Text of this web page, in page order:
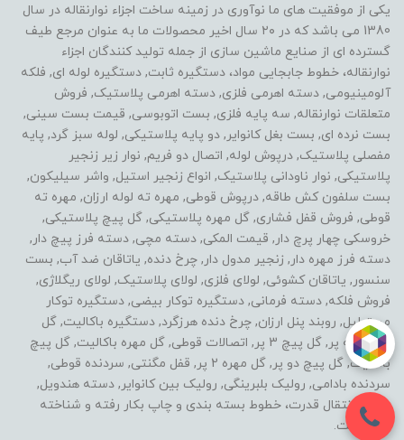
یکی از موفقیت های ما نوآوری در زمینه ساخت اجزاء نوارنقاله در سال
1380 می باشد که در ۲۰ سال اخیر محصولات ما به عنوان مرجع طیف
گسترده ای از صنایع ماشین سازی از جمله تولید کنندگان اجزاء
نوارنقاله، خطوط جابجایی مواد، دستگیره ثابت, دستگیره لوله ای, فلکه
آلومینیومی, دسته اهرمی فلزی, دسته اهرمی پلاستیک, فروش
متعلقات نوارنقاله, سه پایه فلزی, بست اتوبوسی, قیمت بست سینی,
بست نرده ای, بست بغل کانوایر, دو پایه پلاستیکی, لوله سبز گرد, پایه
مفصلی پلاستیک, درپوش لوله, اتصال دو فریم, نوار زیر زنجیر
پلاستیکی, نوار ناودانی پلاستیک, انواع زنجیر استیل, واشر سیلیکون,
بست سلفون کش طاقه, درپوش قوطی, مهره ته لوله ارزان, مهره ته
قوطی, فروش قفل فشاری, گل مهره پلاستیکی, گل پیچ پلاستیکی,
خروسکی چهار پرچ دار, قیمت المکی, دسته مچی, دسته فرز پیچ دار,
دسته فرز مهره دار, زنجیر مدول دار, چرخ دنده, یاتاقان ضد آب, بست
سنسور, یاتاقان کشوئی, لولای فلزی, لولای پلاستیک, لولای ریگلاژی,
فروش فلکه, دسته فرمانی, دستگیره توکار بیضی, دستگیره توکار
مستطیل, روبند پنل ارزان, چرخ دنده هرزگرد, دستگیره باکالیت, گل
مهره سه پر, گل پیچ 3 پر, اتصالات قوطی, گل مهره باکالیت, گل پیچ
باکالیت, گل پیچ دو پر, گل مهره 2 پر, قفل مگنتی, سردنده قوطی,
سردنده بادامی, رولیک بلبرینگی, رولیک بین کانوایر, دسته هندویل,
خطوط انتقال قدرت، خطوط بسته بندی و چاپ بکار رفته و شناخته
شده است.